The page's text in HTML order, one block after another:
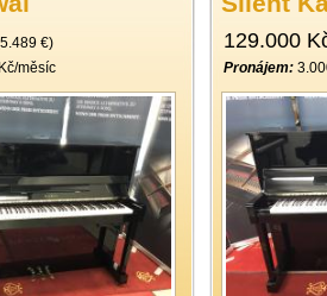
€)
měsíc
129.000
Pronájem: